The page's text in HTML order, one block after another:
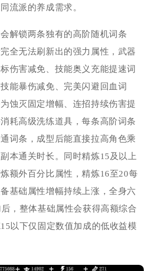
流派的养成需求。
解锁两条独有的高阶随机词条
全无法刷新出的强力属性，武器
伤害减免、技能奥义充能提速词
能暴伤减免、完美闪避回血词
蚀灭固定增幅、连招持续伤害提
耗高级洗练道具，每条高阶词条
词条，成型后能直接拉高角色乘
本通关时长。同时精炼15及以上
额外百分比属性，精炼16至20每
基础属性增幅持续上涨，全身六
，整体基础属性会获得高额综合
以下仅固定数值加成的低收益模